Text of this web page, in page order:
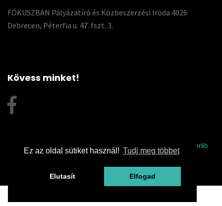
Ez az oldal sütiket használ! Tudj meg többet
Elutasít Elfogad
FÓKUSZBAN Pályázatíró és Közbeszerzési Iroda 4026
Debrecen, Péterfia u. 47. fszt. 3.
Kövess minket!
© 2026 Fókuszpályázat | This template is made with Colorlib